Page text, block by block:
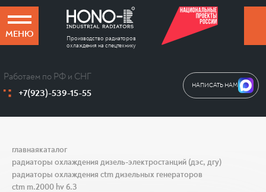
МЕНЮ
Производство радиаторов
охлаждения на спецтехнику
НАПИСАТЬ НАМ
Работаем по РФ и СНГ
+7(923)-539-15-55
главнаякаталог
радиаторы охлаждения дизель-электростанций (дэс, дгу)
радиаторы охлаждения ctm дизельных генераторов
ctm m.2000 hv 6.3